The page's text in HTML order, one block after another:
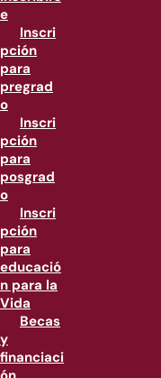
e
Inscri
pción
para
pregrad
o
Inscri
pción
para
posgrad
o
Inscri
pción
para
educació
n para la
Vida
Becas
y
financiaci